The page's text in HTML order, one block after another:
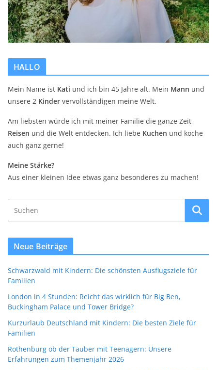
HALLO
Mein Name ist Kati und ich bin 45 Jahre alt. Mein Mann und
unsere 2 Kinder vervollständigen meine Welt.
Am liebsten würde ich mit meiner Familie die ganze Zeit
Reisen und die Welt entdecken. Ich liebe Kuchen und koche
auch ganz gerne!
Meine Stärke?
Aus einer kleinen Idee etwas ganz besonderes zu machen!
Neue Beiträge
Schwarzwald mit Kindern: Die schönsten Ausflugsziele für
Familien
London in 4 Stunden: Reicht das wirklich für Big Ben,
Buckingham Palace und Tower Bridge?
Kurzurlaub Deutschland mit Kindern: Die besten Ziele für
Familien
Rothenburg ob der Tauber mit Teenagern: Unsere
Erfahrungen zum Themenjahr 2026